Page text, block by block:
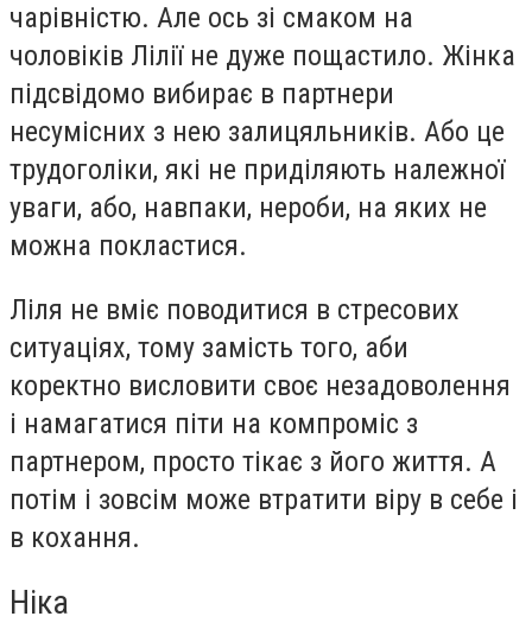
чарівністю. Але ось зі смаком на
чоловіків Лілії не дуже пощастило. Жінка
підсвідомо вибирає в партнери
несумісних з нею залицяльників. Або це
трудоголіки, які не приділяють належної
уваги, або, навпаки, нероби, на яких не
можна покластися.
Ліля не вміє поводитися в стресових
ситуаціях, тому замість того, аби
коректно висловити своє незадоволення
і намагатися піти на компроміс з
партнером, просто тікає з його життя. А
потім і зовсім може втратити віру в себе і
в кохання.
Ніка